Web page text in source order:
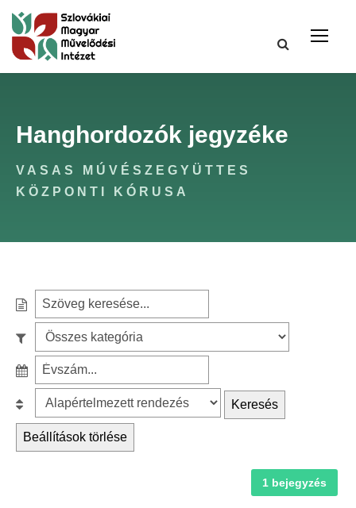
Hanghordozók jegyzéke
VASAS MÚVÉSZEGYÜTTES
KÖZPONTI KÓRUSA
e
c
f
o
z
é
s
z
é
e
s
Keresés
Beállítások törlése
1 bejegyzés